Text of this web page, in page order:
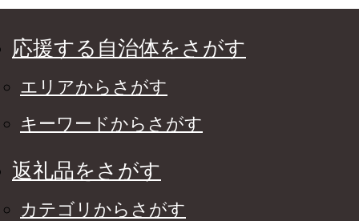
応援する自治体をさがす
エリアからさがす
キーワードからさがす
返礼品をさがす
カテゴリからさがす